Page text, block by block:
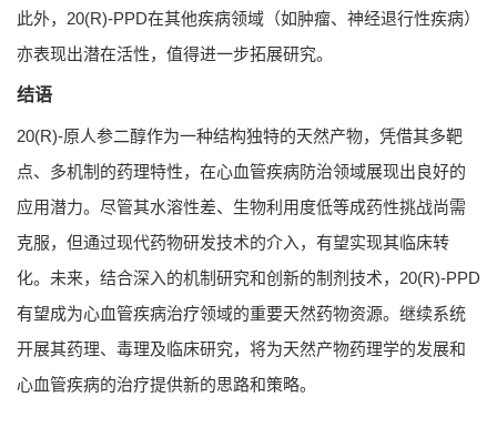
此外，20(R)-PPD在其他疾病领域（如肿瘤、神经退行性疾病）
亦表现出潜在活性，值得进一步拓展研究。
结语
20(R)-原人参二醇作为一种结构独特的天然产物，凭借其多靶
点、多机制的药理特性，在心血管疾病防治领域展现出良好的
应用潜力。尽管其水溶性差、生物利用度低等成药性挑战尚需
克服，但通过现代药物研发技术的介入，有望实现其临床转
化。未来，结合深入的机制研究和创新的制剂技术，20(R)-PPD
有望成为心血管疾病治疗领域的重要天然药物资源。继续系统
开展其药理、毒理及临床研究，将为天然产物药理学的发展和
心血管疾病的治疗提供新的思路和策略。